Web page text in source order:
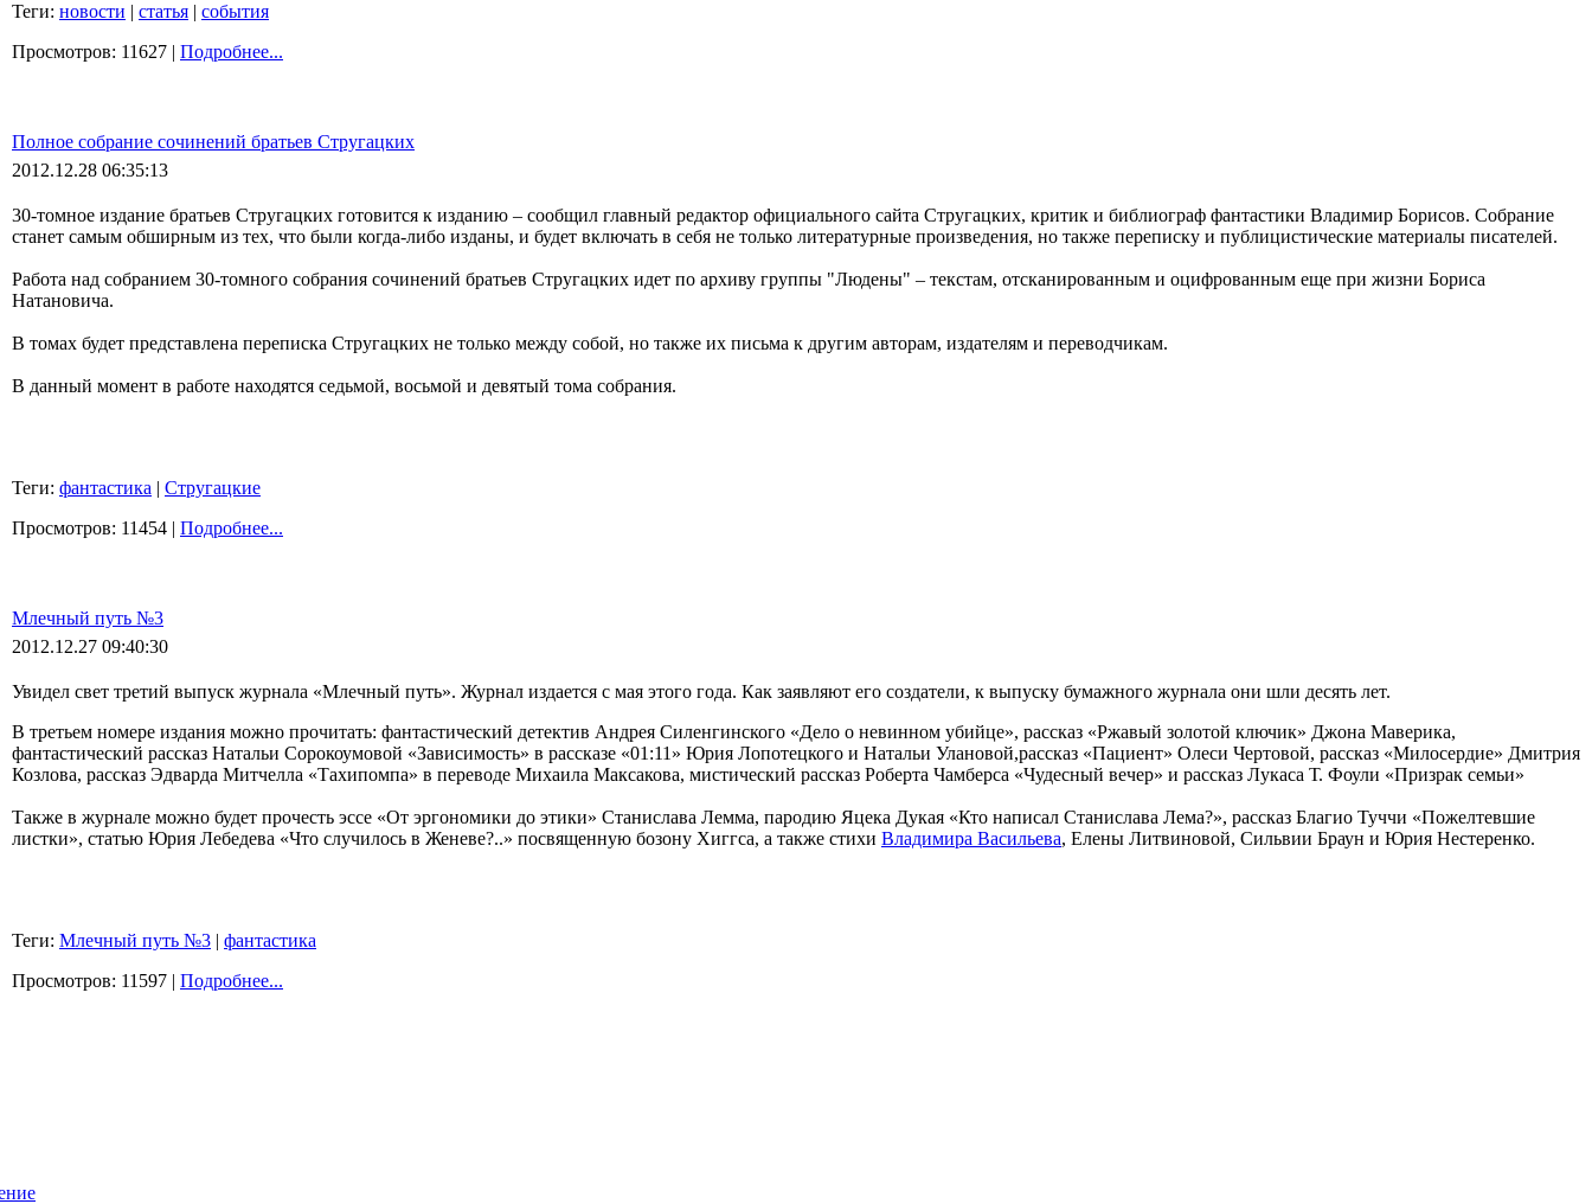
Теги: новости | статья | события
Просмотров: 11627 | Подробнее...
Полное собрание сочинений братьев Стругацких
2012.12.28 06:35:13
30-томное издание братьев Стругацких готовится к изданию – сообщил главный редактор официального сайта Стругацких, критик и библиограф фантастики Владимир Борисов. Собрание
станет самым обширным из тех, что были когда-либо изданы, и будет включать в себя не только литературные произведения, но также переписку и публицистические материалы писателей.
Работа над собранием 30-томного собрания сочинений братьев Стругацких идет по архиву группы "Людены" – текстам, отсканированным и оцифрованным еще при жизни Бориса
Натановича.
В томах будет представлена переписка Стругацких не только между собой, но также их письма к другим авторам, издателям и переводчикам.
В данный момент в работе находятся седьмой, восьмой и девятый тома собрания.
Теги: фантастика | Стругацкие
Просмотров: 11454 | Подробнее...
Млечный путь №3
2012.12.27 09:40:30
Увидел свет третий выпуск журнала «Млечный путь». Журнал издается с мая этого года. Как заявляют его создатели, к выпуску бумажного журнала они шли десять лет.
В третьем номере издания можно прочитать: фантастический детектив Андрея Силенгинского «Дело о невинном убийце», рассказ «Ржавый золотой ключик» Джона Маверика,
фантастический рассказ Натальи Сорокоумовой «Зависимость» в рассказе «01:11» Юрия Лопотецкого и Натальи Улановой,рассказ «Пациент» Олеси Чертовой, рассказ «Милосердие» Дмитрия
Козлова, рассказ Эдварда Митчелла «Тахипомпа» в переводе Михаила Максакова, мистический рассказ Роберта Чамберса «Чудесный вечер» и рассказ Лукаса Т. Фоули «Призрак семьи»
Также в журнале можно будет прочесть эссе «От эргономики до этики» Станислава Лемма, пародию Яцека Дукая «Кто написал Станислава Лема?», рассказ Благио Туччи «Пожелтевшие
листки», статью Юрия Лебедева «Что случилось в Женеве?..» посвященную бозону Хиггса, а также стихи Владимира Васильева, Елены Литвиновой, Сильвии Браун и Юрия Нестеренко.
Теги: Млечный путь №3 | фантастика
Просмотров: 11597 | Подробнее...